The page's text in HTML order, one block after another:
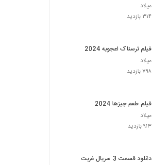
میلاد
۳۱۴ بازدید
فیلم ترسناک اعجوبه 2024
میلاد
۷۹۸ بازدید
فیلم طعم چیزها 2024
میلاد
۹۱۳ بازدید
دانلود قسمت 3 سریال غربت